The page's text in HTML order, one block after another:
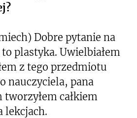
Dobre pytanie na
to plastyka. Uwielbiałem
z tego przedmiotu
nauczyciela, pana
tworzyłem całkiem
lekcjach.